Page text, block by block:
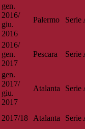
gen.
2016/
giu.
2016
Palermo Serie
2016/
gen.
2017
Pescara Serie
gen.
2017/
giu.
2017
Atalanta Serie
2017/18 Atalanta Serie